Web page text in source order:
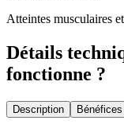
Atteintes musculaires
Détails
fonctionne ?
Description Bénéfices